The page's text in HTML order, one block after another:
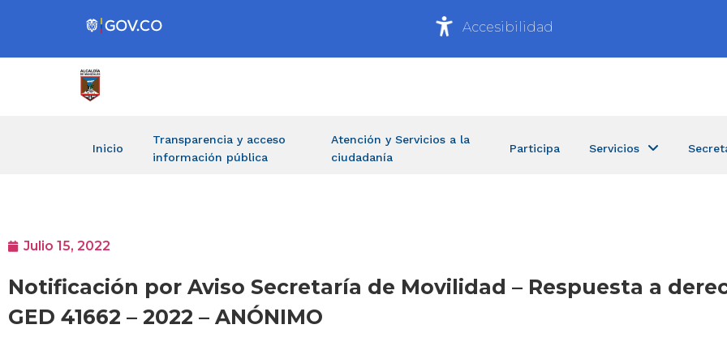
Accesibilidad
Inicio
Transparencia y acceso
información pública
Atención y Servicios a la
ciudadanía
Participa Servicios
Julio 15, 2022
Notificación por Aviso Secretaría de Movilidad – Respuesta a
GED 41662 – 2022 – ANÓNIMO